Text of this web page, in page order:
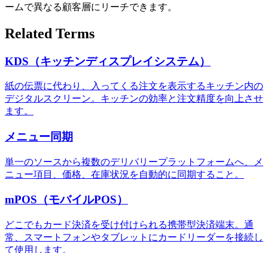
ームで異なる顧客層にリーチできます。
Related Terms
KDS（キッチンディスプレイシステム）
紙の伝票に代わり、入ってくる注文を表示するキッチン内の
デジタルスクリーン。キッチンの効率と注文精度を向上させ
ます。
メニュー同期
単一のソースから複数のデリバリープラットフォームへ、メ
ニュー項目、価格、在庫状況を自動的に同期すること。
mPOS（モバイルPOS）
どこでもカード決済を受け付けられる携帯型決済端末。通
常、スマートフォンやタブレットにカードリーダーを接続し
て使用します。